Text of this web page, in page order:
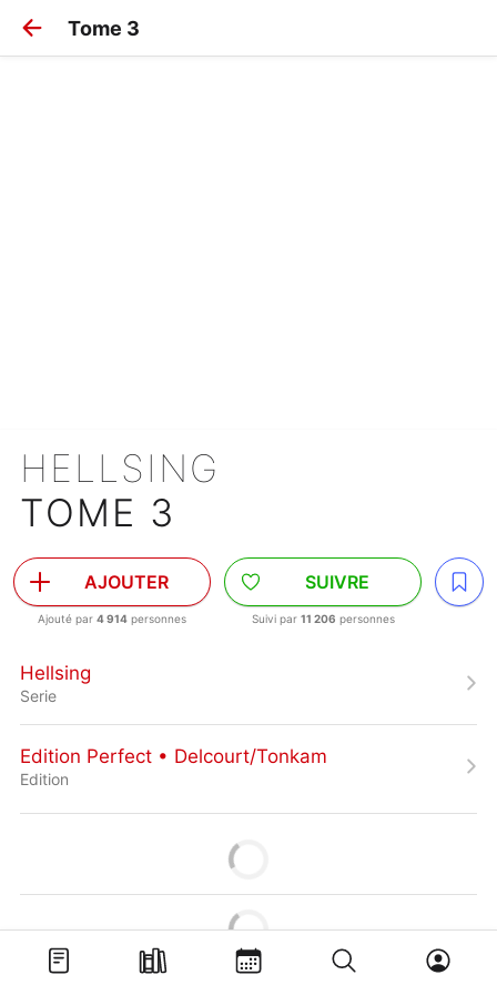
Tome 3
HELLSING
TOME 3
AJOUTER
Ajouté par 4 914 personnes
SUIVRE
Suivi par 11 206 personnes
Hellsing
Serie
Edition Perfect • Delcourt/Tonkam
Edition